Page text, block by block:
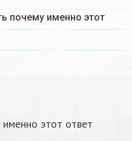
почему именно этот
этот ответ